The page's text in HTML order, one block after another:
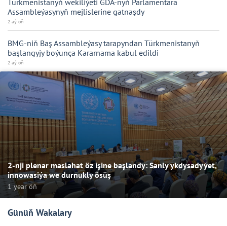
Türkmenistanyň wekiliýeti GDA-nyň Parlamentara
Assambleýasynyň mejlislerine gatnaşdy
2 aý öň
BMG-niň Baş Assambleýasy tarapyndan Türkmenistanyň
başlangyjy boýunça Kararnama kabul edildi
2 aý öň
2-nji plenar maslahat öz işine başlandy: Sanly ykdysadyýet,
innowasiýa we durnukly ösüş
1 year öň
Günüň Wakalary